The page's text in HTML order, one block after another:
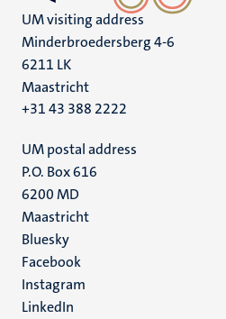
UM visiting address
Minderbroedersberg 4-6
6211 LK
Maastricht
+31 43 388 2222
UM postal address
P.O. Box 616
6200 MD
Maastricht
Social
media
Bluesky
Facebook
Instagram
LinkedIn